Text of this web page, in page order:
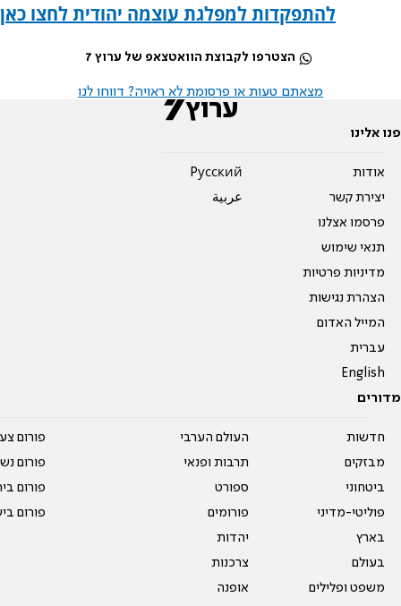
להתפקדות למפלגת עוצמה יהודית לחצו כאן
הצטרפו לקבוצת הוואטצאפ של ערוץ 7
מצאתם טעות או פרסומת לא ראויה? דווחו לנו
פנו אלינו
אודות
יצירת קשר
פרסמו אצלנו
תנאי שימוש
מדיניות פרטיות
הצהרת נגישות
המייל האדום
עברית
English
Pусский
عربية
מדורים
חדשות
מבזקים
ביטחוני
פוליטי-מדיני
בארץ
בעולם
משפט ופלילים
העולם הערבי
תרבות ופנאי
ספורט
פורומים
יהדות
צרכנות
אופנה
פורום
פורום
פורום
פורום